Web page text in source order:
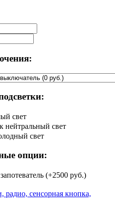
свет
нейтральный свет
свет
опции:
(+2500 руб.)